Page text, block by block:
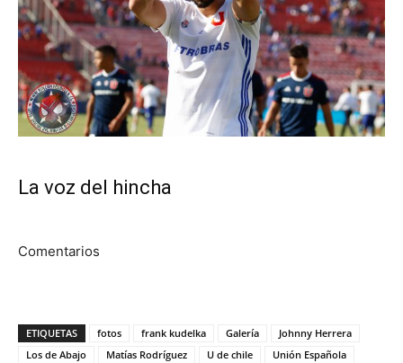
La voz del hincha
Comentarios
ETIQUETAS fotos frank kudelka Galería
Johnny Herrera
Los de Abajo
Matías Rodríguez U de chile Unión Española